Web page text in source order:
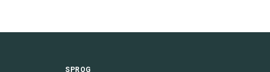
SPROG